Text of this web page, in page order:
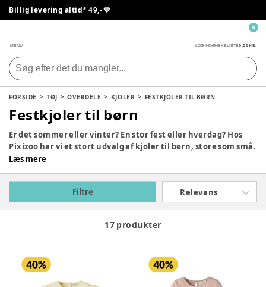
Billig levering altid* 49,- 💙
MENU LOG INDØNSKELISTE0,00 KR.
0
FORSIDE TØJ OVERDELE KJOLER FESTKJOLER TIL BØRN
Festkjoler til børn
Er det sommer eller vinter? En stor fest eller hverdag? Hos
Pixizoo har vi et stort udvalg af kjoler til børn, store som små.
Du kan finde kjoler med både farverige mønstre som
enhver lejlighed og ethvert barn.
Læs mere
Filtre Relevans
17 produkter